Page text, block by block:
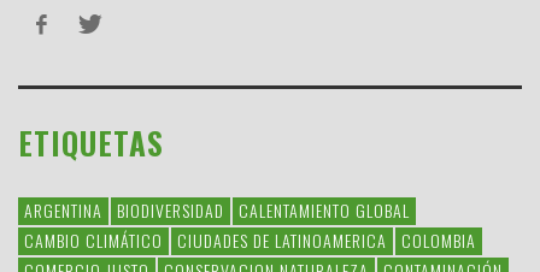
ETIQUETAS
ARGENTINA BIODIVERSIDAD
CALENTAMIENTO GLOBAL
CAMBIO CLIMÁTICO
CIUDADES DE LATINOAMERICA
COLOMBIA